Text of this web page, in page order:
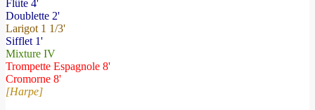
Flûte 4'
Doublette 2'
Larigot 1 1/3'
Sifflet 1'
Mixture IV
Trompette Espagnole 8'
Cromorne 8'
[Harpe]